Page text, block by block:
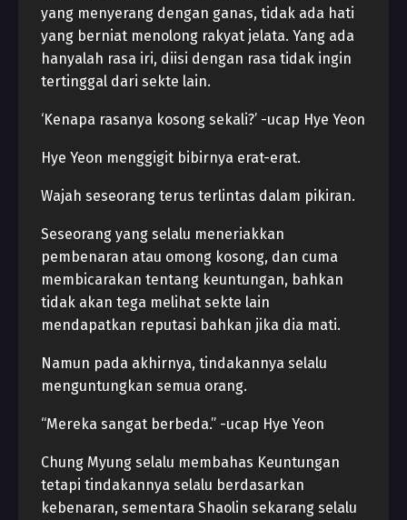
yang menyerang dengan ganas, tidak ada hati
yang berniat menolong rakyat jelata. Yang ada
hanyalah rasa iri, diisi dengan rasa tidak ingin
tertinggal dari sekte lain.
‘Kenapa rasanya kosong sekali?’ -ucap Hye Yeon
Hye Yeon menggigit bibirnya erat-erat.
Wajah seseorang terus terlintas dalam pikiran.
Seseorang yang selalu meneriakkan
pembenaran atau omong kosong, dan cuma
membicarakan tentang keuntungan, bahkan
tidak akan tega melihat sekte lain
mendapatkan reputasi bahkan jika dia mati.
Namun pada akhirnya, tindakannya selalu
menguntungkan semua orang.
“Mereka sangat berbeda.” -ucap Hye Yeon
Chung Myung selalu membahas Keuntungan
tetapi tindakannya selalu berdasarkan
kebenaran, sementara Shaolin sekarang selalu